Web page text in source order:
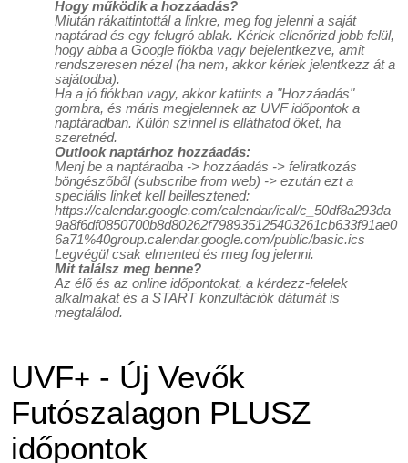
Hogy működik a hozzáadás?
Miután rákattintottál a linkre, meg fog jelenni a saját
naptárad és egy felugró ablak. Kérlek ellenőrizd jobb felül,
hogy abba a Google fiókba vagy bejelentkezve, amit
rendszeresen nézel (ha nem, akkor kérlek jelentkezz át a
sajátodba).
Ha a jó fiókban vagy, akkor kattints a "Hozzáadás"
gombra, és máris megjelennek az UVF időpontok a
naptáradban. Külön színnel is elláthatod őket, ha
szeretnéd.
Outlook naptárhoz hozzáadás:
Menj be a naptáradba -> hozzáadás -> feliratkozás
böngészőből (subscribe from web) -> ezután ezt a
speciális linket kell beillesztened:
https://calendar.google.com/calendar/ical/c_50df8a293da
9a8f6df0850700b8d80262f798935125403261cb633f91ae0
6a71%40group.calendar.google.com/public/basic.ics
Legvégül csak elmented és meg fog jelenni.
Mit találsz meg benne?
Az élő és az online időpontokat, a kérdezz-felelek
alkalmakat és a START konzultációk dátumát is
megtalálod.
UVF+ - Új Vevők
Futószalagon PLUSZ
időpontok